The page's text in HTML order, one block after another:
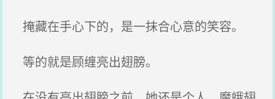
掩藏在手心下的，是一抹合心意的笑容。
等的就是顾缠亮出翅膀。